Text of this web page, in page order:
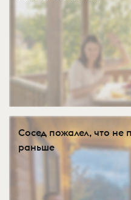
Сосед пожалел, что не
раньше